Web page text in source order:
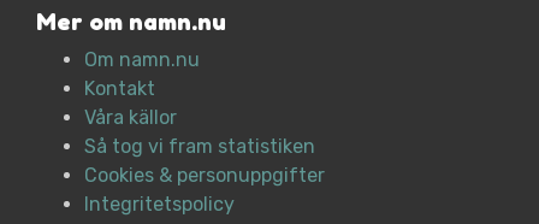
Mer om namn.nu
Om namn.nu
Kontakt
Våra källor
Så tog vi fram statistiken
Cookies & personuppgifter
Integritetspolicy